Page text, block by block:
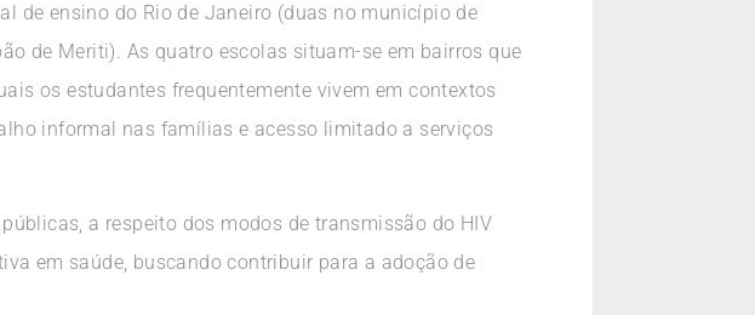
de ensino do Rio de Janeiro (duas no município de
de Meriti). As quatro escolas situam-se em bairros que
os estudantes frequentemente vivem em contextos
informal nas famílias e acesso limitado a serviços
a respeito dos modos de transmissão do HIV
em saúde, buscando contribuir para a adoção de